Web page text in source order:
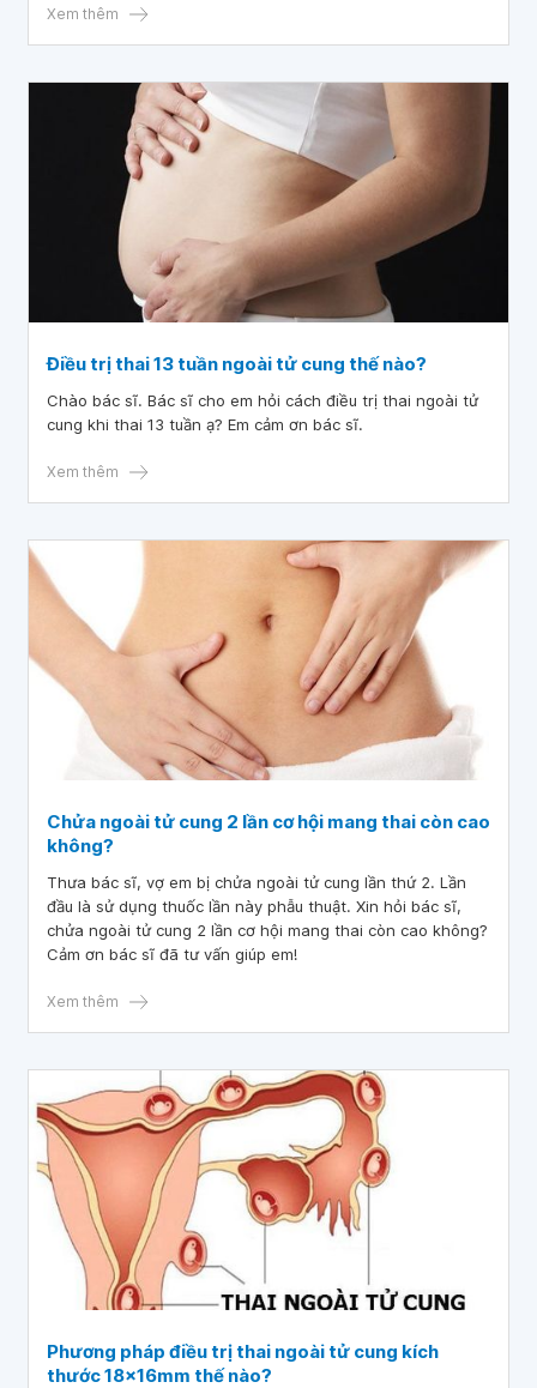
của em như thế nào vậy bác sĩ.
Xem thêm
Điều trị thai 13 tuần ngoài tử cung thế nào?
Chào bác sĩ. Bác sĩ cho em hỏi cách điều trị thai ngoài tử
cung khi thai 13 tuần ạ? Em cảm ơn bác sĩ.
Xem thêm
Chửa ngoài tử cung 2 lần cơ hội mang thai còn cao
không?
Thưa bác sĩ, vợ em bị chửa ngoài tử cung lần thứ 2. Lần
đầu là sử dụng thuốc lần này phẫu thuật. Xin hỏi bác sĩ,
chửa ngoài tử cung 2 lần cơ hội mang thai còn cao không?
Cảm ơn bác sĩ đã tư vấn giúp em!
Xem thêm
Phương pháp điều trị thai ngoài tử cung kích
thước 18x16mm thế nào?